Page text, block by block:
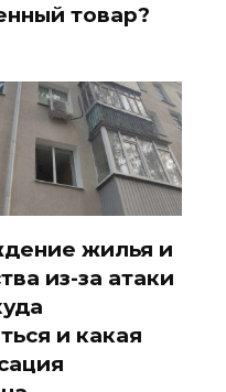
товар?
жилья и
из-за атаки
и какая